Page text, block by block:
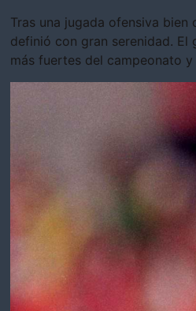
Tras una jugada ofensiva
definió con gran serenidad.
más fuertes del campeonato